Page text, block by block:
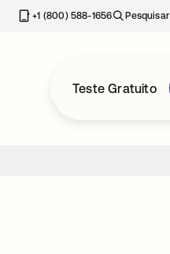
+1 (800) 588-1656 Pesquisar
Teste Gratuito